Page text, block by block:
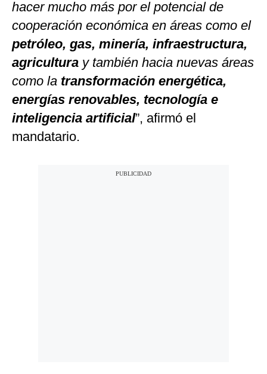
hacer mucho más por el potencial de
cooperación económica en áreas como el
petróleo, gas, minería, infraestructura,
agricultura y también hacia nuevas áreas
como la transformación energética,
energías renovables, tecnología e
inteligencia artificial”, afirmó el
mandatario.